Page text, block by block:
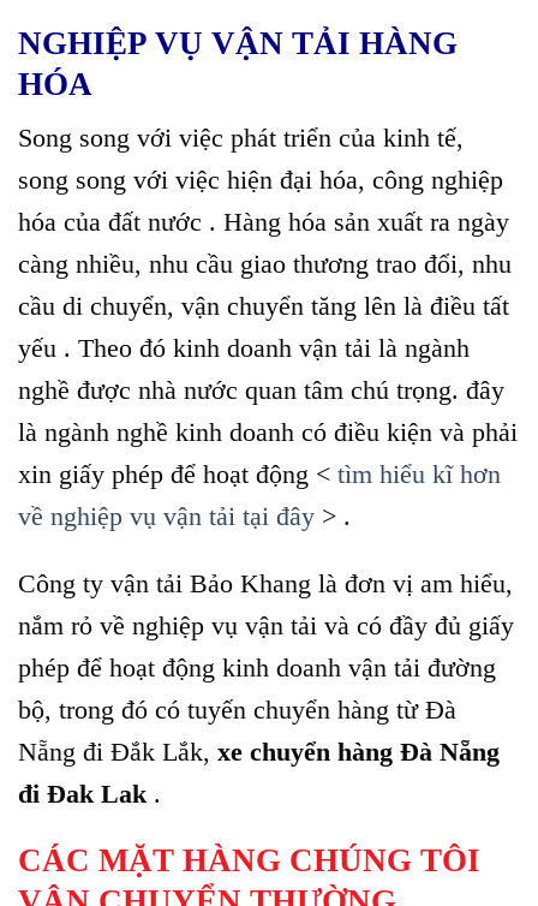
NGHIỆP VỤ VẬN TẢI HÀNG
HÓA
Song song với việc phát triển của kinh tế,
song song với việc hiện đại hóa, công nghiệp
hóa của đất nước . Hàng hóa sản xuất ra ngày
càng nhiều, nhu cầu giao thương trao đổi, nhu
cầu di chuyển, vận chuyển tăng lên là điều tất
yếu . Theo đó kinh doanh vận tải là ngành
nghề được nhà nước quan tâm chú trọng. đây
là ngành nghề kinh doanh có điều kiện và phải
xin giấy phép để hoạt động < tìm hiểu kĩ hơn
về nghiệp vụ vận tải tại đây > .
Công ty vận tải Bảo Khang là đơn vị am hiểu,
nắm rỏ về nghiệp vụ vận tải và có đầy đủ giấy
phép để hoạt động kinh doanh vận tải đường
bộ, trong đó có tuyến chuyển hàng từ Đà
Nẵng đi Đắk Lắk, xe chuyển hàng Đà Nẵng
đi Đak Lak .
CÁC MẶT HÀNG CHÚNG TÔI